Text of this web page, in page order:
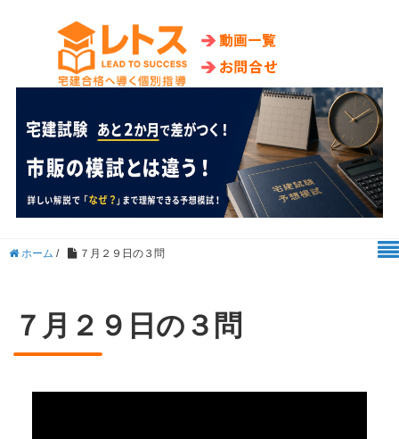
ホーム / ７月２９日の３問
７月２９日の３問